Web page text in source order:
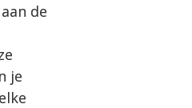
de
je